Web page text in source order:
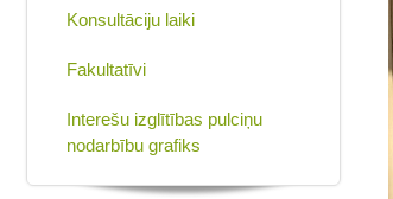
Konsultāciju laiki
Fakultatīvi
Interešu izglītības pulciņu
nodarbību grafiks